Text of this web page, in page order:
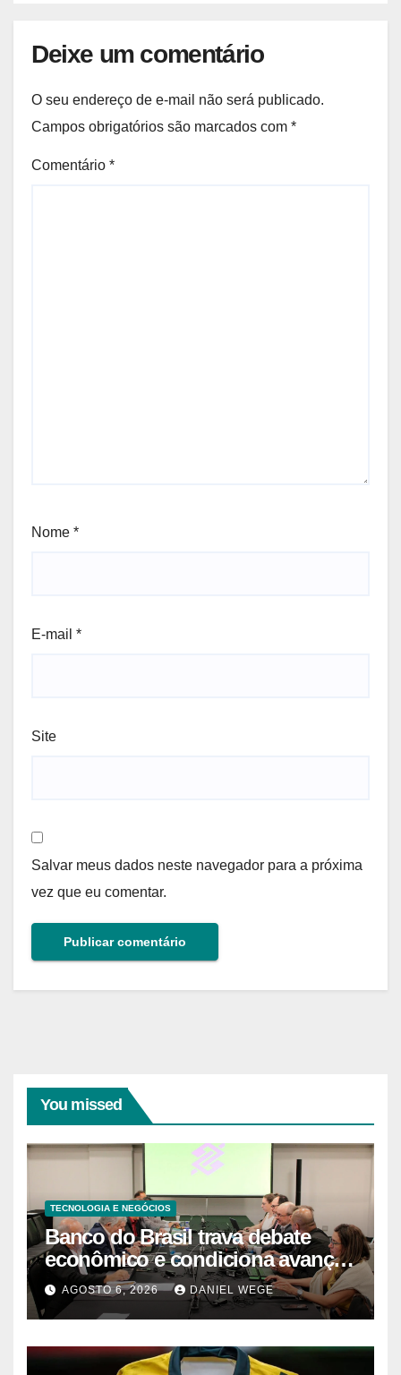
Deixe um comentário
O seu endereço de e-mail não será publicado.
Campos obrigatórios são marcados com *
Comentário *
Nome *
E-mail *
Site
Salvar meus dados neste navegador para a próxima
vez que eu comentar.
You missed
TECNOLOGIA E NEGÓCIOS
Banco do Brasil trava debate
econômico e condiciona avanços
à decisão da Fenaban | Contec
Brasil
AGOSTO 6, 2026 DANIEL WEGE